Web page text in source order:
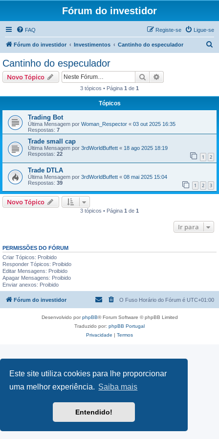
Este site utiliza cookies para lhe proporcionar
uma melhor experiência. Saiba mais
Entendido!
Fórum do investidor
FAQ Ligue-se
Registe-se
Fórum do investidor Investimentos Cantinho do especulador
Cantinho do especulador
Novo Tópico Pesquisar
3 tópicos • Página 1 de 1
Tópicos
Trading Bot
Última Mensagem por Woman_Respector « 03 out 2025 16:35
Respostas: 7
Trade small cap
Última Mensagem por 3rdWorldBuffett « 18 ago 2025 18:19
Respostas: 22 1 2
Trade DTLA
Última Mensagem por 3rdWorldBuffett « 08 mai 2025 15:04
Respostas: 39 1 2 3
Novo Tópico
3 tópicos • Página 1 de 1
Ir para
PERMISSÕES DO FÓRUM
Criar Tópicos: Proibido
Responder Tópicos: Proibido
Editar Mensagens: Proibido
Apagar Mensagens: Proibido
Enviar anexos: Proibido
Fórum do investidor O Fuso Horário do Fórum é UTC+01:00
Desenvolvido porphpBB® Forum Software © phpBB Limited
Traduzido por: phpBB Portugal
Privacidade | Termos